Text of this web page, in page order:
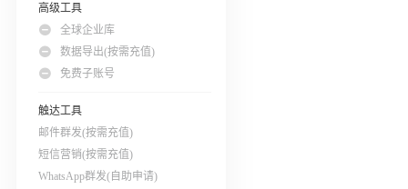
高级工具
全球企业库
数据导出(按需充值)
免费子账号
触达工具
邮件群发(按需充值)
短信营销(按需充值)
WhatsApp群发(自助申请)